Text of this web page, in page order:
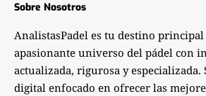
Sobre Nosotros
AnalistasPadel es tu destino
apasionante universo del pádel con
actualizada, rigurosa y especializada.
digital enfocado en ofrecer las